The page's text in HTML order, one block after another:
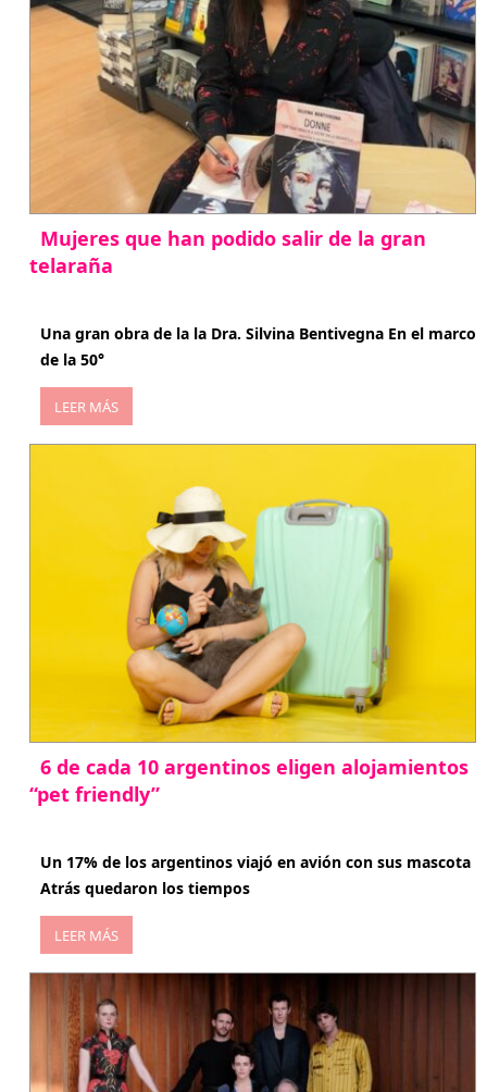
Mujeres que han podido salir de la gran
telaraña
Una gran obra de la la Dra. Silvina Bentivegna En el marco
de la 50°
LEER MÁS
6 de cada 10 argentinos eligen alojamientos
“pet friendly”
Un 17% de los argentinos viajó en avión con sus mascota
Atrás quedaron los tiempos
LEER MÁS